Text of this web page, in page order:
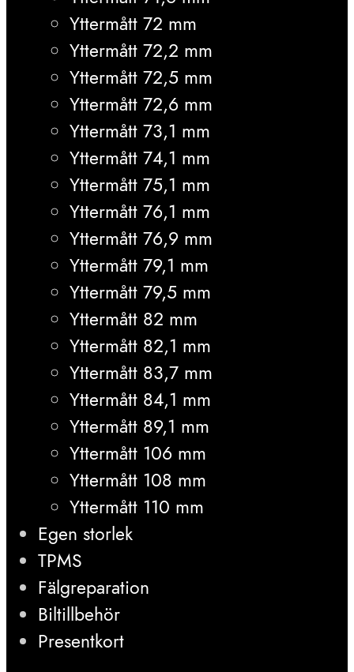
Yttermått 72 mm
Yttermått 72,2 mm
Yttermått 72,5 mm
Yttermått 72,6 mm
Yttermått 73,1 mm
Yttermått 74,1 mm
Yttermått 75,1 mm
Yttermått 76,1 mm
Yttermått 76,9 mm
Yttermått 79,1 mm
Yttermått 79,5 mm
Yttermått 82 mm
Yttermått 82,1 mm
Yttermått 83,7 mm
Yttermått 84,1 mm
Yttermått 89,1 mm
Yttermått 106 mm
Yttermått 108 mm
Yttermått 110 mm
Egen storlek
TPMS
Fälgreparation
Biltillbehör
Presentkort